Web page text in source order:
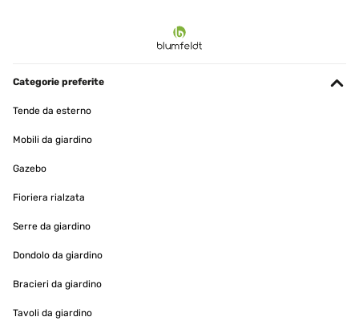
Categorie preferite
Tende da esterno
Mobili da giardino
Gazebo
Fioriera rialzata
Serre da giardino
Dondolo da giardino
Bracieri da giardino
Tavoli da giardino